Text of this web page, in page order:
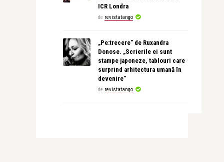
ICR Londra
de revistatango
„Pe:trecere” de Ruxandra
Donose. „Scrierile ei sunt
stampe japoneze, tablouri care
surprind arhitectura umană în
devenire”
de revistatango